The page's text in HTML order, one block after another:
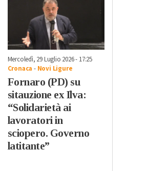
Mercoledì, 29 Luglio 2026 - 17:25
Cronaca - Novi Ligure
Fornaro (PD) su
sitauzione ex Ilva:
“Solidarietà ai
lavoratori in
sciopero. Governo
latitante”